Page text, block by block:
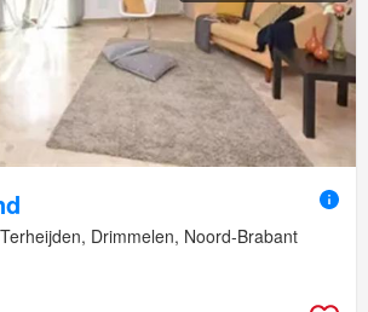
Drimmelen, Noord-Brabant